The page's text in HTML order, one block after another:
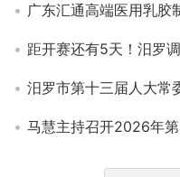
马慧主持召开2026年